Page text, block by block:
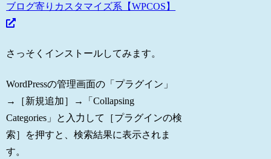
ブログ寄りカスタマイズ系【WPCOS】
さっそくインストールしてみます。
WordPressの管理画面の「プラグイン」
→［新規追加］→「Collapsing
Categories」と入力して［プラグインの検
索］を押すと、検索結果に表示されま
す。